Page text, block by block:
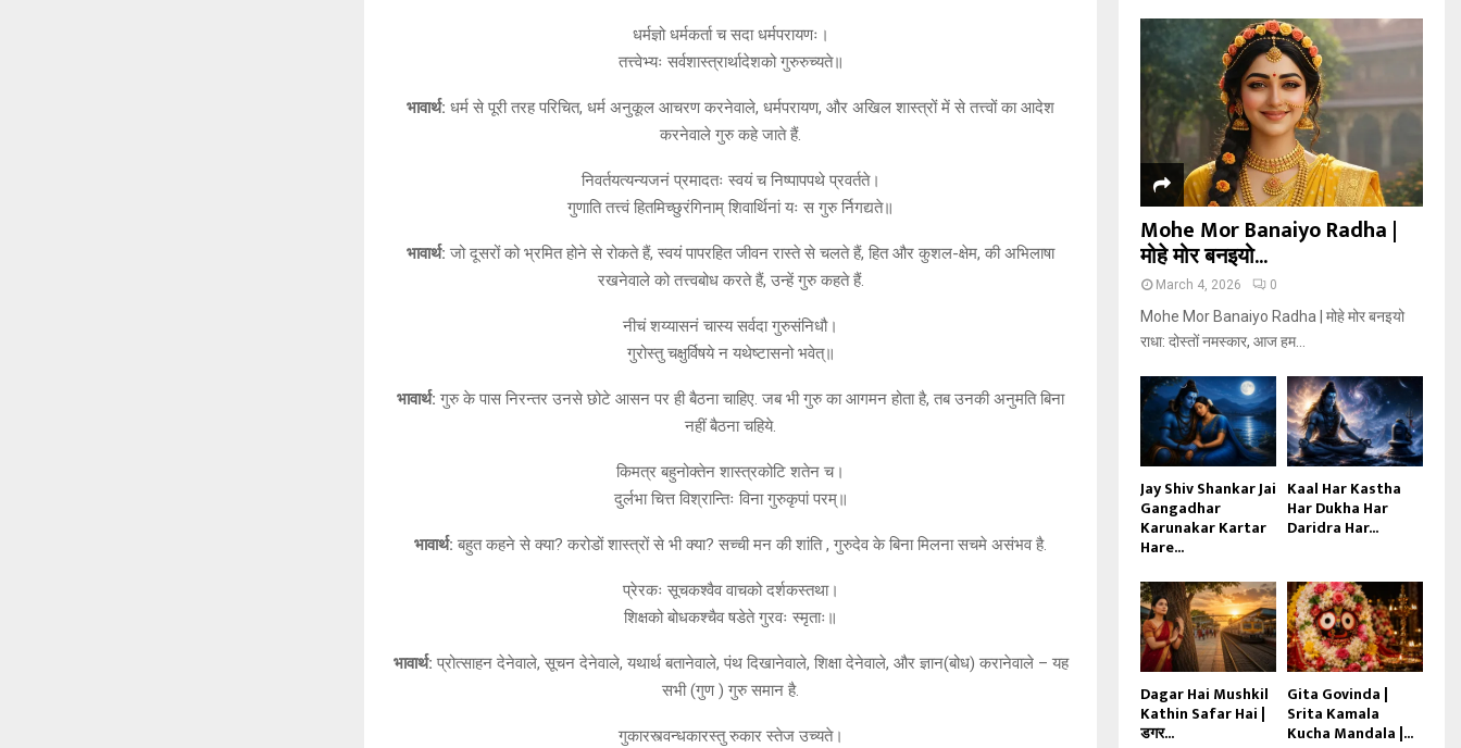
धर्मज्ञो धर्मकर्ता च सदा धर्मपरायणः।
तत्त्वेभ्यः सर्वशास्त्रार्थादेशको गुरुरुच्यते॥
भावार्थ: धर्म से पूरी तरह परिचित, धर्म अनुकूल आचरण करनेवाले, धर्मपरायण, और अखिल शास्त्रों में से तत्त्वों का आदेश
करनेवाले गुरु कहे जाते हैं.
निवर्तयत्यन्यजनं प्रमादतः स्वयं च निष्पापपथे प्रवर्तते।
गुणाति तत्त्वं हितमिच्छुरंगिनाम् शिवार्थिनां यः स गुरु र्निगद्यते॥
भावार्थ: जो दूसरों को भ्रमित होने से रोकते हैं, स्वयं पापरहित जीवन रास्ते से चलते हैं, हित और कुशल-क्षेम, की अभिलाषा
रखनेवाले को तत्त्वबोध करते हैं, उन्हें गुरु कहते हैं.
नीचं शय्यासनं चास्य सर्वदा गुरुसंनिधौ।
गुरोस्तु चक्षुर्विषये न यथेष्टासनो भवेत्॥
भावार्थ: गुरु के पास निरन्तर उनसे छोटे आसन पर ही बैठना चाहिए. जब भी गुरु का आगमन होता है, तब उनकी अनुमति बिना
नहीं बैठना चहिये.
किमत्र बहुनोक्तेन शास्त्रकोटि शतेन च।
दुर्लभा चित्त विश्रान्तिः विना गुरुकृपां परम्॥
भावार्थ: बहुत कहने से क्या? करोडों शास्त्रों से भी क्या? सच्ची मन की शांति , गुरुदेव के बिना मिलना सचमे असंभव है.
प्रेरकः सूचकश्वैव वाचको दर्शकस्तथा।
शिक्षको बोधकश्चैव षडेते गुरवः स्मृताः॥
भावार्थ: प्रोत्साहन देनेवाले, सूचन देनेवाले, यथार्थ बतानेवाले, पंथ दिखानेवाले, शिक्षा देनेवाले, और ज्ञान(बोध) करानेवाले – यह
सभी (गुण ) गुरु समान है.
गुकारस्त्वन्धकारस्तु रुकार स्तेज उच्यते।
Mohe Mor Banaiyo Radha |
मोहे मोर बनइयो...
March 4, 2026 0
Mohe Mor Banaiyo Radha | मोहे मोर बनइयो
राधा: दोस्तों नमस्कार, आज हम...
Jay Shiv Shankar Jai
Gangadhar
Karunakar Kartar
Hare...
Kaal Har Kastha
Har Dukha Har
Daridra Har...
Dagar Hai Mushkil
Kathin Safar Hai |
डगर...
Gita Govinda |
Srita Kamala
Kucha Mandala |...